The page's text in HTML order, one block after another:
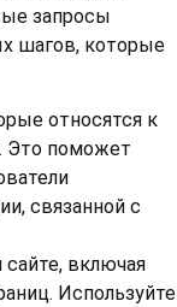
запросы
шагов, которые
относятся к
Это поможет
связанной с
включая
Используйте